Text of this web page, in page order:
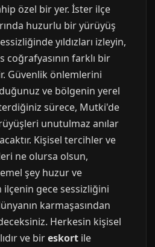
özel bir yer. İster ilçe
huzurlu bir yürüyüş
yıldızları izleyin,
coğrafyasının farklı bir
Güvenlik önlemlerini
ve bölgenin yerel
sürece, Mutki'de
unutulmaz anılar
Kişisel tercihler ve
ne olursa olsun,
şey huzur ve
gece sessizliğini
karmaşasından
Herkesin kişisel
ve bireskort ile